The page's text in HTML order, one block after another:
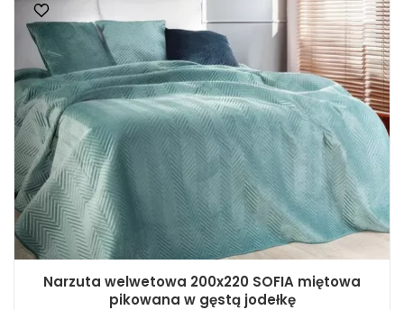
Narzuta welwetowa 200x220 SOFIA miętowa
pikowana w gęstą jodełkę